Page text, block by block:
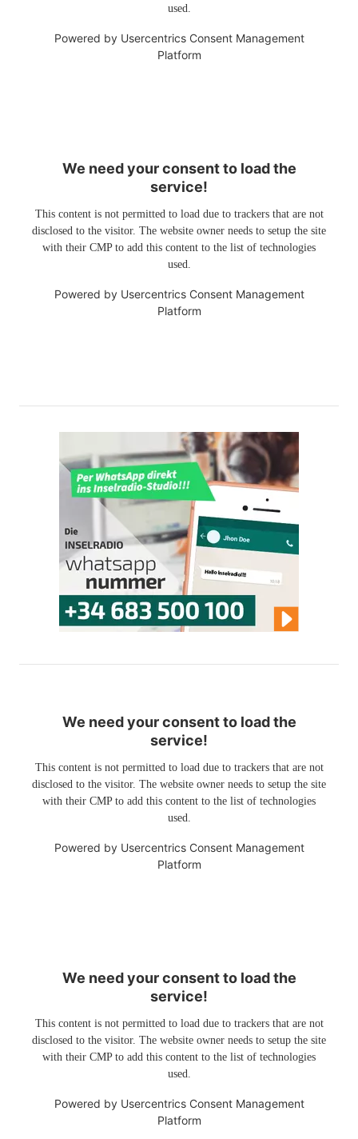
used.
Powered by Usercentrics Consent Management
Platform
We need your consent to load the
service!
This content is not permitted to load due to trackers that are not
disclosed to the visitor. The website owner needs to setup the site
with their CMP to add this content to the list of technologies
used.
Powered by Usercentrics Consent Management
Platform
We need your consent to load the
service!
This content is not permitted to load due to trackers that are not
disclosed to the visitor. The website owner needs to setup the site
with their CMP to add this content to the list of technologies
used.
Powered by Usercentrics Consent Management
Platform
We need your consent to load the
service!
This content is not permitted to load due to trackers that are not
disclosed to the visitor. The website owner needs to setup the site
with their CMP to add this content to the list of technologies
used.
Powered by Usercentrics Consent Management
Platform